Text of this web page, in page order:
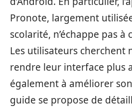
Pronote, largement
scolarité, n’échappe pas à
Les utilisateurs cherchent
rendre leur interface plus
également à améliorer
guide se propose de